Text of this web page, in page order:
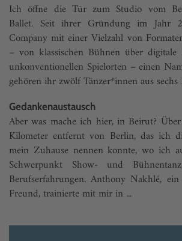
Ich öffne die Tür zum Studio vom
Ballet. Seit ihrer Gründung im Jahr
Company mit einer Vielzahl von
– von klassischen Bühnen über
unkonventionellen Spielorten – einen
gehören ihr zwölf Tänzer*innen aus
Gedankenaustausch
Aber was mache ich hier, in Beirut?
Kilometer entfernt von Berlin, das ich
mein Zuhause nennen konnte, wo ich
Schwerpunkt Show- und
Berufserfahrungen. Anthony Nakhlé,
Freund, trainierte mit mir in ...